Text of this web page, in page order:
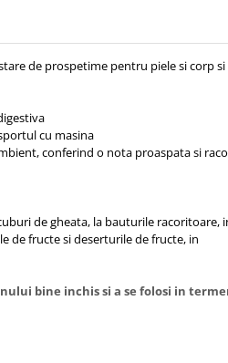
de prospetime pentru piele si corp
cu masina
conferind o nota proaspata si
de gheata, la bauturile racoritoare,
de fructe si deserturile de fructe, in
bine inchis si a se folosi in